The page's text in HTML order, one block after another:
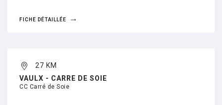
FICHE DÉTAILLÉE
27 KM
VAULX - CARRE DE SOIE
CC Carré de Soie